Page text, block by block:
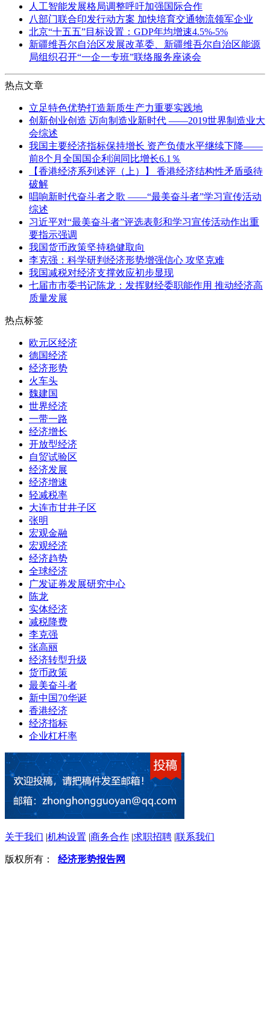
人工智能发展格局调整呼吁加强国际合作
八部门联合印发行动方案 加快培育交通物流领军企业
北京“十五五”目标设置：GDP年均增速4.5%-5%
新疆维吾尔自治区发展改革委、新疆维吾尔自治区能源
局组织召开“一企一专班”联络服务座谈会
热点文章
立足特色优势打造新质生产力重要实践地
创新创业创造 迈向制造业新时代 ——2019世界制造业大
会综述
我国主要经济指标保持增长 资产负债水平继续下降——
前8个月全国国企利润同比增长6.1％
【香港经济系列述评（上）】 香港经济结构性矛盾亟待
破解
唱响新时代奋斗者之歌 ——“最美奋斗者”学习宣传活动
综述
习近平对“最美奋斗者”评选表彰和学习宣传活动作出重
要指示强调
我国货币政策坚持稳健取向
李克强：科学研判经济形势增强信心 攻坚克难
我国减税对经济支撑效应初步显现
七届市市委书记陈龙：发挥财经委职能作用 推动经济高
质量发展
热点标签
欧元区经济
德国经济
经济形势
火车头
魏建国
世界经济
一带一路
经济增长
开放型经济
自贸试验区
经济发展
经济增速
轻减税率
大连市甘井子区
张明
宏观金融
宏观经济
经济趋势
全球经济
广发证券发展研究中心
陈龙
实体经济
减税降费
李克强
张高丽
经济转型升级
货币政策
最美奋斗者
新中国70华诞
香港经济
经济指标
企业杠杆率
关于我们 |机构设置 |商务合作 |求职招聘 |联系我们
版权所有： 经济形势报告网